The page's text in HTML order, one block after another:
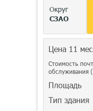
Округ
СЗАО
Цена 11
Стоимость
обслуживания
Площадь
Тип здания